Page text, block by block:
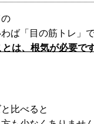
ば「目の筋トレ」
は、根気が必要で
比べると